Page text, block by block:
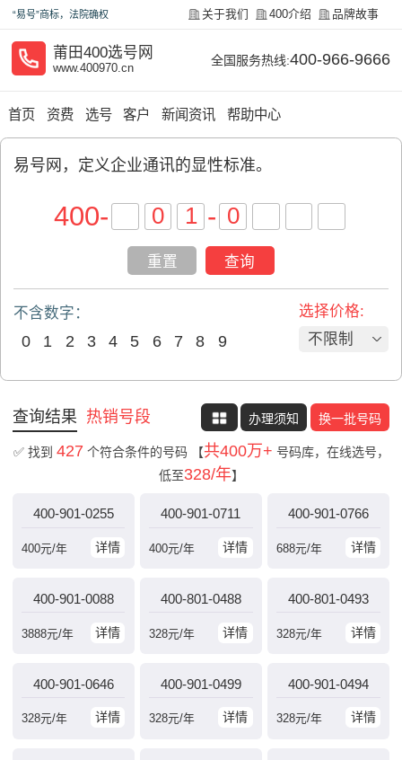
“易号”商标，法院确权 关于我们 400介绍 品牌故事
莆田400选号网
www.400970.cn
全国服务热线:400-966-9666
首页 资费 选号 客户 新闻资讯 帮助中心
易号网，定义企业通讯的显性标准。​
400- -
重置 查询
不含数字：
0 1 2 3 4 5 6 7 8 9
选择价格:
不限制
查询结果 热销号段 办理须知 换一批号码
✅ 找到 427 个符合条件的号码 【共400万+ 号码库，在线选号，
低至328/年】
400-901-0255
详情
400元/年
400-901-0711
详情
400元/年
400-901-0766
详情
688元/年
400-901-0088
详情
3888元/年
400-801-0488
详情
328元/年
400-801-0493
详情
328元/年
400-901-0646
详情
328元/年
400-901-0499
详情
328元/年
400-901-0494
详情
328元/年